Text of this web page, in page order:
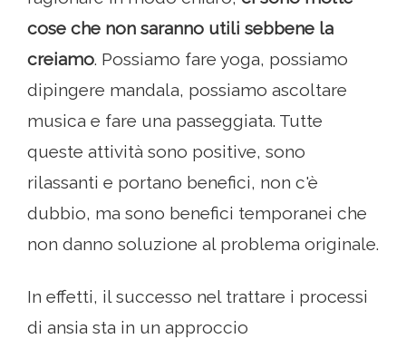
cose che non saranno utili sebbene la
creiamo. Possiamo fare yoga, possiamo
dipingere mandala, possiamo ascoltare
musica e fare una passeggiata. Tutte
queste attività sono positive, sono
rilassanti e portano benefici, non c'è
dubbio, ma sono benefici temporanei che
non danno soluzione al problema originale.
In effetti, il successo nel trattare i processi
di ansia sta in un approccio